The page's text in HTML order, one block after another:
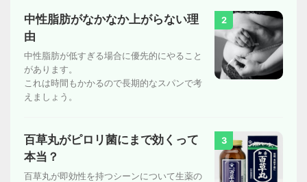
2
中性脂肪がなかなか上がらない理
由
中性脂肪が低すぎる場合に優先的にやること
があります。
これは時間もかかるので長期的なスパンで考
えましょう。
3
百草丸がピロリ菌にまで効くって
本当？
百草丸が即効性を持つシーンについて生薬の